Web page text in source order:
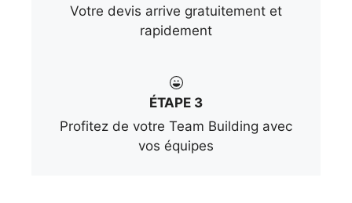
Votre devis arrive gratuitement et
rapidement
ÉTAPE 3
Profitez de votre Team Building avec
vos équipes